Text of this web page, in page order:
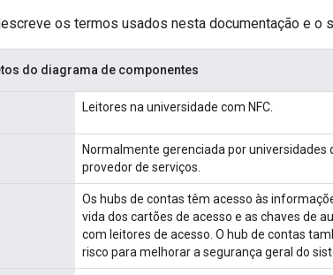
os termos usados nesta documentação e o
do diagrama de componentes
Leitores na universidade com NFC.
Normalmente gerenciada por
provedor de serviços.
Os hubs de contas têm acesso às
vida dos cartões de acesso e as chaves de
com leitores de acesso. O hub de contas
risco para melhorar a segurança geral do